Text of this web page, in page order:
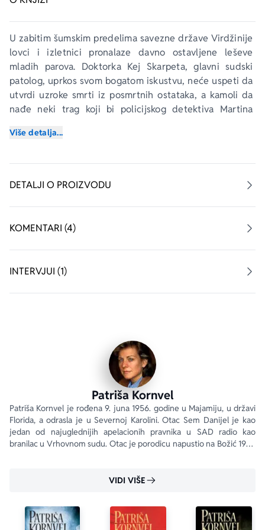
U zabitim šumskim predelima savezne države Virdžinije
lovci i izletnici pronalaze davno ostavljene leševe
mladih parova. Doktorka Kej Skarpeta, glavni sudski
patolog, uprkos svom bogatom iskustvu, neće uspeti da
utvrdi uzroke smrti iz posmrtnih ostataka, a kamoli da
nađe neki trag koji bi policijskog detektiva Martina
politici postane najnovija žrtva opakog serijskog ubice,
pritisak na doktorku Skarpeta postaće neizdrživ.
Od najtanjih niti indicija, gotovo nepostojećih dokaza,
kontradiktornih činjenica i maglovitih sumnji Kej
Skarpeta biće prisiljena da isplete paukovu mrežu
nadajući se da će biti dovoljno čvrsta da se ubica
uplete u nju.
„Očaravajuće... kakvo uživanje!... Verovatno ćete ostati
www.patriciacornwell.com
Više detalja...
DETALJI O PROIZVODU
KOMENTARI (4)
INTERVJUI (1)
Patriša Kornvel
Patriša Kornvel je rođena 9. juna 1956. godine u Majamiju, u državi
Florida, a odrasla je u Severnoj Karolini. Otac Sem Danijel je kao
jedan od najuglednijih apelacionih pravnika u SAD radio kao
branilac u Vrhovnom sudu. Otac je porodicu napustio na Božić 1961.
VIDI VIŠE